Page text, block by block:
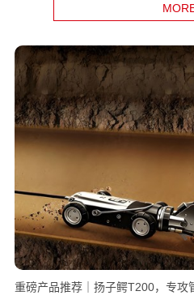
重磅产品推荐｜扬子鳄T200，专攻